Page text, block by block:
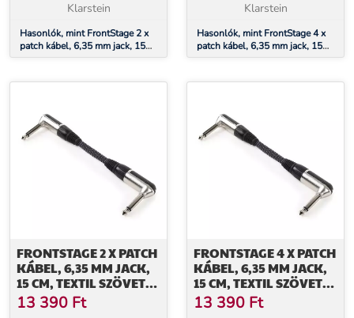
Klarstein
Hasonlók, mint FrontStage 2 x
patch kábel, 6,35 mm jack, 15
cm, szögletes
Klarstein
Hasonlók, mint FrontStage 4 x
patch kábel, 6,35 mm jack, 15
cm, szögletes
FRONTSTAGE 2 X PATCH
KÁBEL, 6,35 MM JACK,
15 CM, TEXTIL SZÖVET
BEVONAT, SZÖGLETES
13 390 Ft
FRONTSTAGE 4 X PATCH
KÁBEL, 6,35 MM JACK,
15 CM, TEXTIL SZÖVET
BEVONAT, SZÖGLETES
13 390 Ft